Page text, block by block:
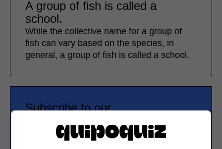
A group of fish is called a
school.
While the collective name for a group of
fish can vary based on the species, in
general, a group of fish is called a school.
Subscribe to our